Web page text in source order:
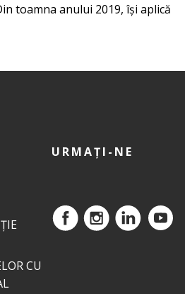
toamna anului 2019, își aplică
CU
URMAȚI-NE